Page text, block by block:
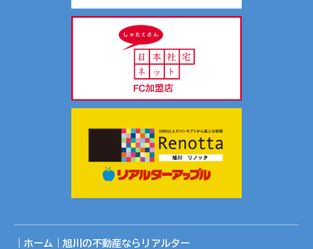
｜ホーム｜旭川の不動産ならリアルター